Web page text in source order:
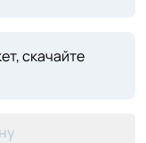
скачайте